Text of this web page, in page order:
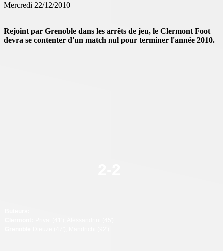
Mercredi 22/12/2010
Rejoint par Grenoble dans les arrêts de jeu, le Clermont Foot
devra se contenter d'un match nul pour terminer l'année 2010.